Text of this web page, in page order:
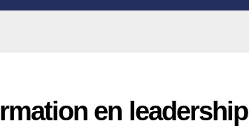
en leadership